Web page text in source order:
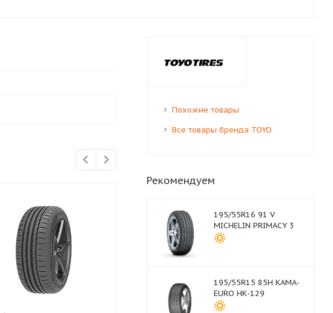
Похожие товары
Все товары бренда TOYO
Рекомендуем
195/55R16 91 V
MICHELIN PRIMACY 3
195/55R15 85H КАМА-
EURO НК-129